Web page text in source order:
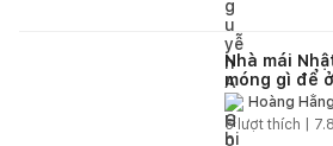
Nhà mái
móng gì để
lún?Hoàng Hằng
5lượt thích |